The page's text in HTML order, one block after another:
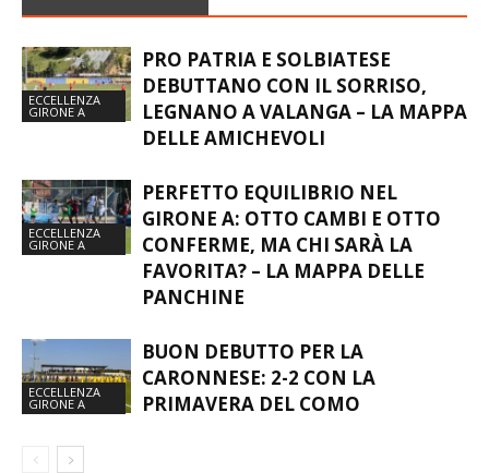
ECCELLENZA
GIRONE A
PRO PATRIA E SOLBIATESE
DEBUTTANO CON IL SORRISO,
LEGNANO A VALANGA – LA MAPPA
DELLE AMICHEVOLI
ECCELLENZA
GIRONE A
PERFETTO EQUILIBRIO NEL
GIRONE A: OTTO CAMBI E OTTO
CONFERME, MA CHI SARÀ LA
FAVORITA? – LA MAPPA DELLE
PANCHINE
ECCELLENZA
GIRONE A
BUON DEBUTTO PER LA
CARONNESE: 2-2 CON LA
PRIMAVERA DEL COMO